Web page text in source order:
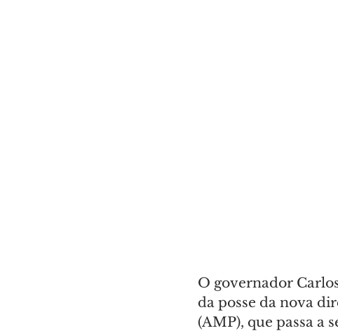
O governador
da posse da nova
(AMP), que passa a